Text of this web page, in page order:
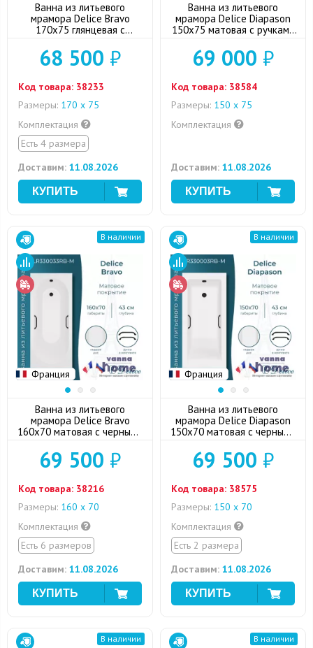
Ванна из литьевого
мрамора Delice Bravo
170x75 глянцевая с
68 500 ₽
Код товара: 38233
Размеры: 170 х 75
Комплектация
Есть 4 размера
Доставим: 11.08.2026
Ванна из литьевого
мрамора Delice Diapason
150x75 матовая с ручками
69 000 ₽
Код товара: 38584
Размеры: 150 х 75
Комплектация
Доставим: 11.08.2026
Франция
В наличии
Ванна из литьевого
мрамора Delice Bravo
160x70 матовая c черными
69 500 ₽
Код товара: 38216
Размеры: 160 х 70
Комплектация
Есть 6 размеров
Доставим: 11.08.2026
Франция
В наличии
Ванна из литьевого
мрамора Delice Diapason
150x70 матовая с черными
69 500 ₽
Код товара: 38575
Размеры: 150 х 70
Комплектация
Есть 2 размера
Доставим: 11.08.2026
В наличии В наличии